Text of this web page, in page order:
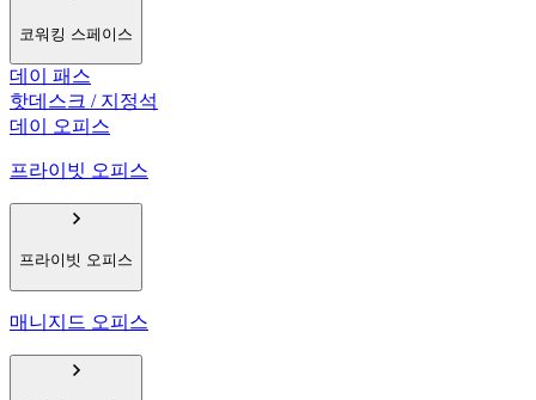
코워킹 스페이스
데이 패스
핫데스크 / 지정석
데이 오피스
프라이빗 오피스
프라이빗 오피스
매니지드 오피스